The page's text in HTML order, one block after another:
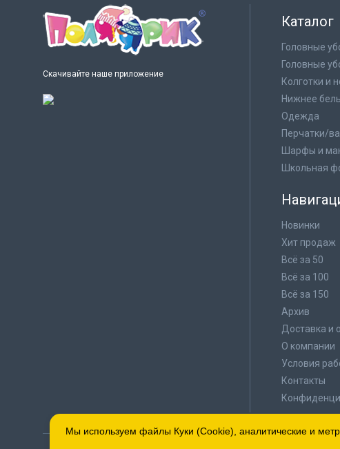
Скачивайте наше приложение
Каталог
Головные
Головные
Колготки и
Нижнее
Одежда
Перчатки/
Шарфы и
Школьная
Новинки
Хит продаж
Всё за 50
Всё за 100
Всё за 150
Архив
Доставка и
О компании
Условия
Контакты
Мы используем файлы Куки (Cookie), аналитические и